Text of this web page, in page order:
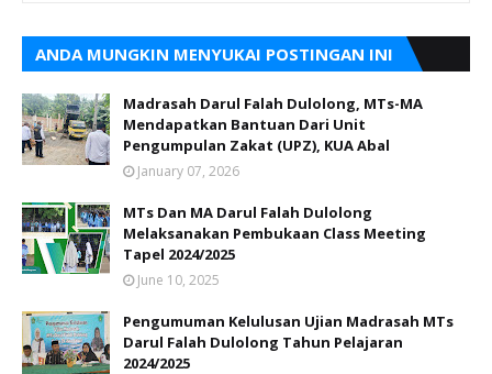
ANDA MUNGKIN MENYUKAI POSTINGAN INI
‎Madrasah Darul Falah Dulolong, MTs-MA
Mendapatkan Bantuan Dari Unit
Pengumpulan Zakat (UPZ), KUA Abal
January 07, 2026
MTs Dan MA Darul Falah Dulolong
Melaksanakan Pembukaan Class Meeting
Tapel 2024/2025
June 10, 2025
Pengumuman Kelulusan Ujian Madrasah MTs
Darul Falah Dulolong Tahun Pelajaran
2024/2025